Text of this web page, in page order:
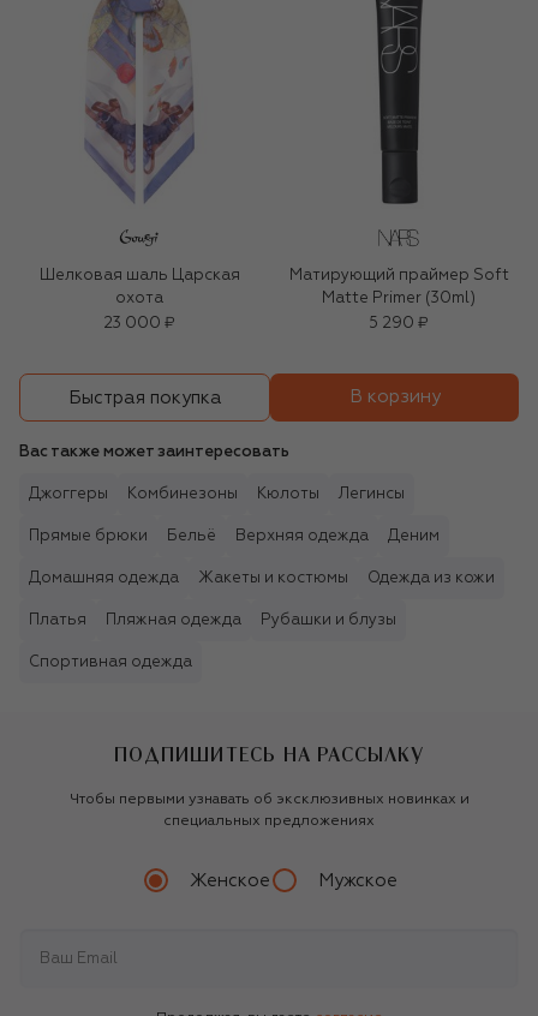
Шелковая шаль Царская
охота
23 000 ₽
Матирующий праймер Soft
Matte Primer (30ml)
5 290 ₽
Быстрая покупка В корзину
Вас также может заинтересовать
Джоггеры Комбинезоны Кюлоты Легинсы
Прямые брюки Бельё Верхняя одежда Деним
Домашняя одежда Жакеты и костюмы Одежда из кожи
Платья Пляжная одежда Рубашки и блузы
Спортивная одежда
ПОДПИШИТЕСЬ НА РАССЫЛКУ
Чтобы первыми узнавать об эксклюзивных новинках и
специальных предложениях
Женское Мужское